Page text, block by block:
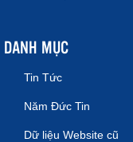
DANH MỤC
Tin Tức
Năm Đức Tin
Dữ liệu Website cũ